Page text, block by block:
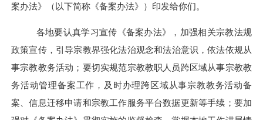
案办法》 （以下简称《备案办法》） 印发给你们。
各地要认真学习宣传《备案办法》 ，加强相关宗教法规
政策宣传，引导宗教界强化法治观念和法治意识，依法依规从
事宗教教务活动 ；要切实规范宗教教职人员跨区域从事宗教教
务活动管理备案工作，及时办理跨区域从事宗教教务活动备
案 、信息迁移申请和宗教工作服务平台数据更新等手续 ；要加